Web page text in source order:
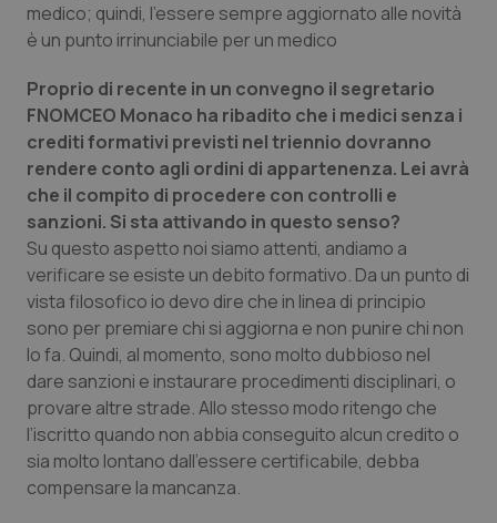
Provincia Autonoma di Bolzano
Provincia Autonoma di Trento
Puglia
Sardegna
Sicilia
Toscana
Umbria
Valle D’Aosta
Veneto
Infezioni & Febbre
Ipertensione & Scompenso
Malattie rare
Malattia di Crohn & Rettocolite Ulcerosa
Neuroscienze & patologie neurodegenerative
Obesità
Oftalmologia
Oncodermatologia
Oncoematologia
medico; quindi, l’essere sempre aggiornato alle novità
è un punto irrinunciabile per un medico
Proprio di recente in un convegno il segretario
FNOMCEO Monaco ha ribadito che i medici senza i
crediti formativi previsti nel triennio dovranno
rendere conto agli ordini di appartenenza. Lei avrà
che il compito di procedere con controlli e
sanzioni. Si sta attivando in questo senso?
Su questo aspetto noi siamo attenti, andiamo a
verificare se esiste un debito formativo. Da un punto di
vista filosofico io devo dire che in linea di principio
sono per premiare chi si aggiorna e non punire chi non
lo fa. Quindi, al momento, sono molto dubbioso nel
dare sanzioni e instaurare procedimenti disciplinari, o
provare altre strade. Allo stesso modo ritengo che
l’iscritto quando non abbia conseguito alcun credito o
sia molto lontano dall’essere certificabile, debba
compensare la mancanza.